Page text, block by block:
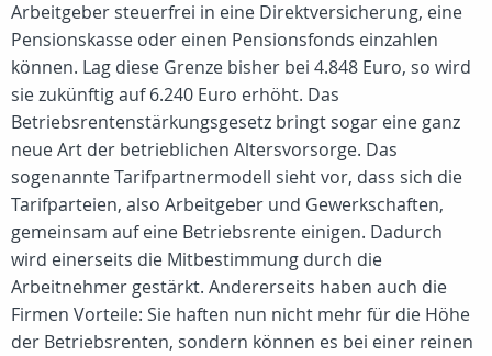
Arbeitgeber steuerfrei in eine Direktversicherung, eine
Pensionskasse oder einen Pensionsfonds einzahlen
können. Lag diese Grenze bisher bei 4.848 Euro, so wird
sie zukünftig auf 6.240 Euro erhöht. Das
Betriebsrentenstärkungsgesetz bringt sogar eine ganz
neue Art der betrieblichen Altersvorsorge. Das
sogenannte Tarifpartnermodell sieht vor, dass sich die
Tarifparteien, also Arbeitgeber und Gewerkschaften,
gemeinsam auf eine Betriebsrente einigen. Dadurch
wird einerseits die Mitbestimmung durch die
Arbeitnehmer gestärkt. Andererseits haben auch die
Firmen Vorteile: Sie haften nun nicht mehr für die Höhe
der Betriebsrenten, sondern können es bei einer reinen